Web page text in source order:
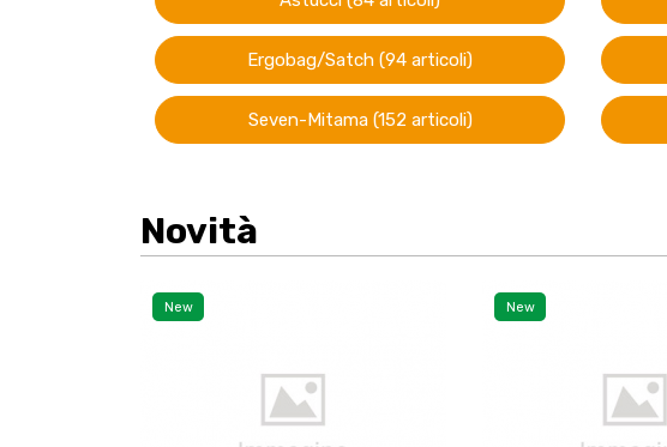
Ergobag/Satch (94 articoli)
Seven-Mitama (152 articoli)
Novità
New New